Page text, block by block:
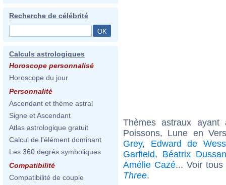
Recherche de célébrité
Calculs astrologiques
Horoscope personnalisé
Horoscope du jour
Personnalité
Ascendant et thème astral
Signe et Ascendant
Atlas astrologique gratuit
Calcul de l'élément dominant
Les 360 degrés symboliques
Compatibilité
Compatibilité de couple
Thèmes astraux
Poissons, Lune en
Grey, Edward de
Garfield, Béatrix
Amélie Cazé... Voir
Three.